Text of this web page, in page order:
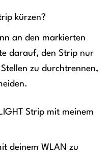
kürzen?
an den markierten
darauf, den Strip nur
zu durchtrennen,
Strip mit meinem
deinem WLAN zu